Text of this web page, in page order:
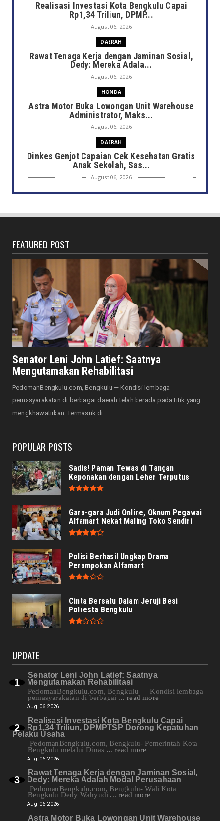
Realisasi Investasi Kota Bengkulu Capai
Rp1,34 Triliun, DPMP...
August 06, 2026
DAERAH
Rawat Tenaga Kerja dengan Jaminan Sosial,
Dedy: Mereka Adala...
August 06, 2026
HONDA
Astra Motor Buka Lowongan Unit Warehouse
Administrator, Maks...
August 06, 2026
DAERAH
Dinkes Genjot Capaian Cek Kesehatan Gratis
Anak Sekolah, Sas...
August 06, 2026
DAERAH
Dedy Tinjau Cek Keseh...
Lebih Pasti dengan Kampas Rem Asli Honda,
Pengereman Maksima...
August 06, 2026
HOTEL MERCURE
Mercure Bengkulu Hadirkan Staycation
Ramah Keluarga, Tamu Da...
August 05, 2026
EKONOMI
Hotel Santika Bengkulu Hadirkan Promo HUT
ke-81 RI, Kamar Mu...
NASIONAL
Menjadi Tuan Rumah Sidang Tahunan MPR RI
dan Sidang Bersama...
FEATURED POST
Senator Leni John Latief: Saatnya
Mengutamakan Rehabilitasi
PedomanBengkulu.com, Bengkulu — Kondisi lembaga
pemasyarakatan di berbagai daerah telah berada pada titik yang
mengkhawatirkan. Termasuk di...
POPULAR POSTS
Sadis! Paman Tewas di Tangan
Keponakan dengan Leher Terputus
Gara-gara Judi Online, Oknum Pegawai
Alfamart Nekat Maling Toko Sendiri
Polisi Berhasil Ungkap Drama
Perampokan Alfamart
Cinta Bersatu Dalam Jeruji Besi
Polresta Bengkulu
UPDATE
Senator Leni John Latief: Saatnya
Mengutamakan Rehabilitasi
PedomanBengkulu.com, Bengkulu — Kondisi lembaga
pemasyarakatan di berbagai ... read more
Aug 06 2026
Realisasi Investasi Kota Bengkulu Capai
Rp1,34 Triliun, DPMPTSP Dorong Kepatuhan
Pelaku Usaha
PedomanBengkulu.com, Bengkulu- Pemerintah Kota
Bengkulu melalui Dinas ... read more
Aug 06 2026
Rawat Tenaga Kerja dengan Jaminan Sosial,
Dedy: Mereka Adalah Modal Perusahaan
PedomanBengkulu.com, Bengkulu- Wali Kota
Bengkulu Dedy Wahyudi ... read more
Aug 06 2026
Astra Motor Buka Lowongan Unit Warehouse